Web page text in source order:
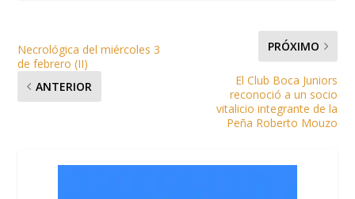
Necrológica del miércoles 3
de febrero (II)
ANTERIOR
PRÓXIMO
El Club Boca Juniors
reconoció a un socio
vitalicio integrante de la
Peña Roberto Mouzo